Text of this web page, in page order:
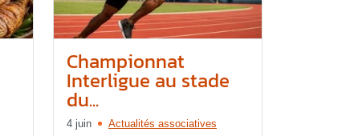
Championnat
Interligue au stade
du...
4 juin Actualités associatives